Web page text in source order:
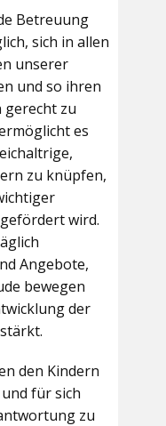
Betreuung
sich in allen
unserer
und so ihren
gerecht zu
es
zu knüpfen,
wird.
Angebote,
bewegen
der
den Kindern
für sich
zu